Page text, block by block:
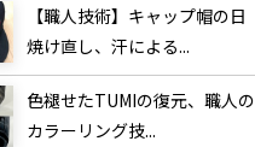
【職人技術】キャップ帽の日
焼け直し、汗による...
色褪せたTUMIの復元、職人の
カラーリング技...